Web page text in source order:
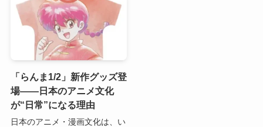
「らんま1/2」新作グッズ登
場――日本のアニメ文化
が“日常”になる理由
日本のアニメ・漫画文化は、い